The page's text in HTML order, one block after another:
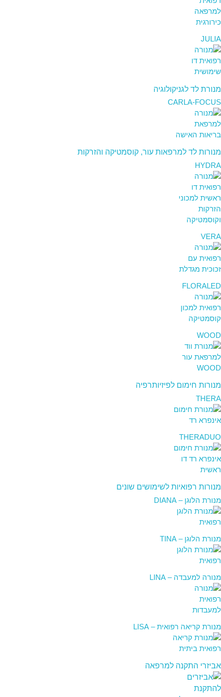
JULIA
מנורת לד לגניקולוגיה
CARLA-FOCUS
מנורות לד למרפאות עור, קוסמטיקה והזרקות
HYDRA
VERA
FLORALED
WOOD
מנורות חימום לפיזיותרפיה
THERA
THERADUO
מנורות רפואיות לשימושים שונים
מנורת הלוגן – DIANA
מנורת הלוגן – TINA
מנורה למעבדה – LINA
מנורת קריאה רפואית – LISA
אביזרי התקנה למרפאה